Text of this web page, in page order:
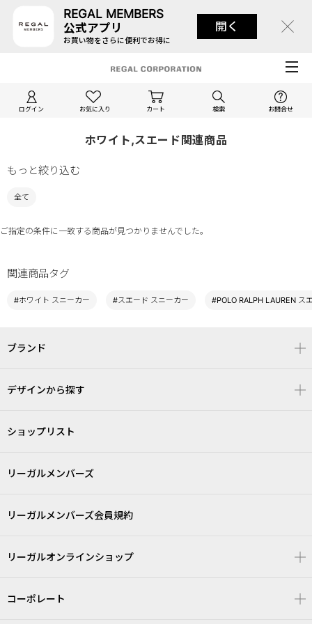
REGAL MEMBERS
公式アプリ
お買い物をさらに便利でお得に
開く
ログイン お気に入り カート 検索 お問合せ
ホワイト,スエード関連商品
もっと絞り込む
全て
ご指定の条件に一致する商品が見つかりませんでした。
関連商品タグ
#ホワイト スニーカー #スエード スニーカー #POLO RALPH LAUREN ス
ブランド
デザインから探す
ショップリスト
リーガルメンバーズ
リーガルメンバーズ会員規約
リーガルオンラインショップ
コーポレート